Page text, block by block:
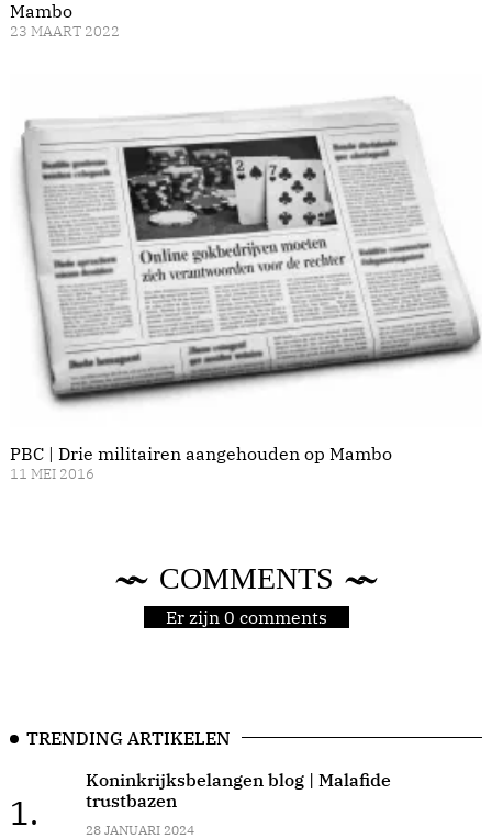
Mambo
23 MAART 2022
PBC | Drie militairen aangehouden op Mambo
11 MEI 2016
COMMENTS
Er zijn 0 comments
TRENDING ARTIKELEN
1.
Koninkrijksbelangen blog | Malafide
trustbazen
28 JANUARI 2024